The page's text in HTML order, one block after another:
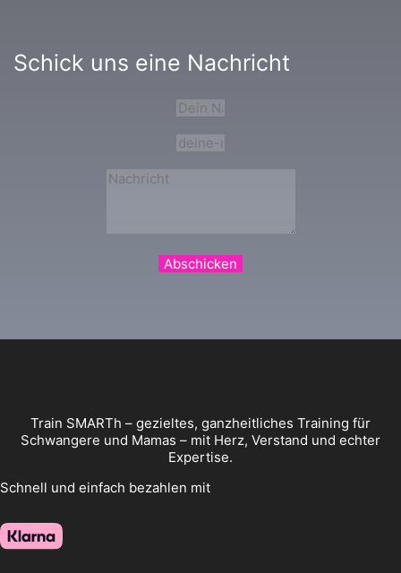
Schick uns eine Nachricht
Abschicken
Train SMARTh – gezieltes, ganzheitliches Training für
Schwangere und Mamas – mit Herz, Verstand und echter
Expertise.
Schnell und einfach bezahlen mit